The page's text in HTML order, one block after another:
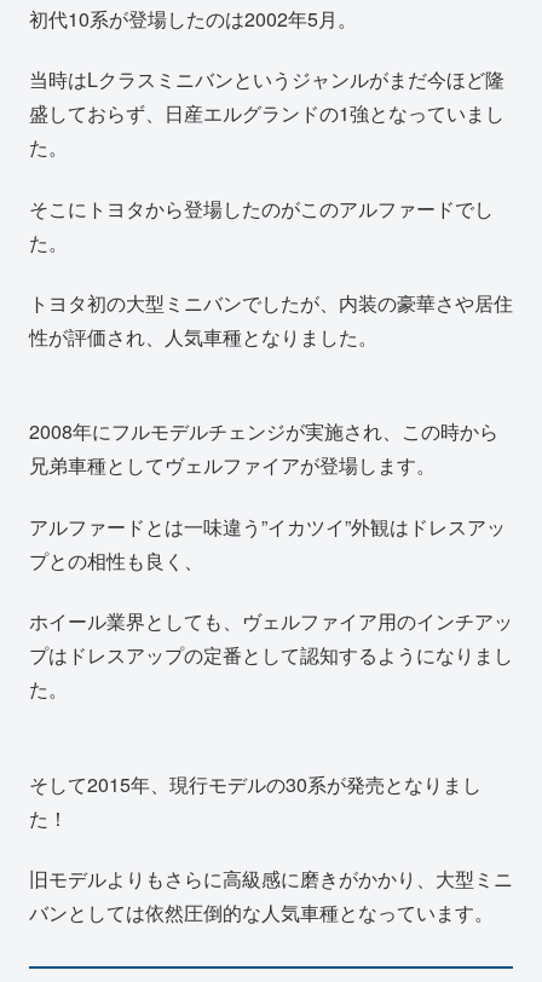
初代10系が登場したのは2002年5月。
当時はLクラスミニバンというジャンルがまだ今ほど隆
盛しておらず、日産エルグランドの1強となっていまし
た。
そこにトヨタから登場したのがこのアルファードでし
た。
トヨタ初の大型ミニバンでしたが、内装の豪華さや居住
性が評価され、人気車種となりました。
2008年にフルモデルチェンジが実施され、この時から
兄弟車種としてヴェルファイアが登場します。
アルファードとは一味違う”イカツイ”外観はドレスアッ
プとの相性も良く、
ホイール業界としても、ヴェルファイア用のインチアッ
プはドレスアップの定番として認知するようになりまし
た。
そして2015年、現行モデルの30系が発売となりまし
た！
旧モデルよりもさらに高級感に磨きがかかり、大型ミニ
バンとしては依然圧倒的な人気車種となっています。